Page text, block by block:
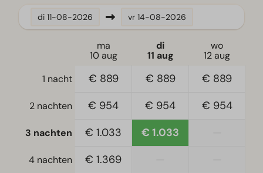
Keuken
Filter koffiezetapparaat
Koelkast met vriesvak
Waterkoker
Ligging
Vrijstaand
Slaapkamer
di 11-08-2026 vr 14-08-2026
ma
10 aug
di
11 aug
wo
12 aug
1 nacht
€ 889 € 889 € 889
2 nachten € 954 € 954 € 954
3 nachten € 1.033 € 1.033
4 nachten € 1.369